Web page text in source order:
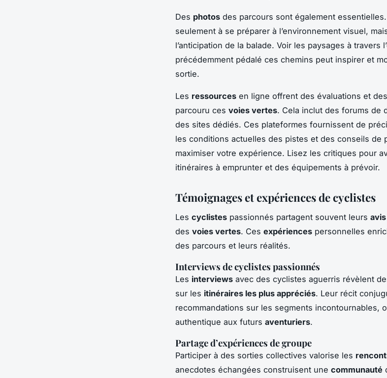
Des photos des parcours sont également
seulement à se préparer à l’environnement visuel,
l’anticipation de la balade. Voir les paysages à travers
précédemment pédalé ces chemins peut inspirer et
sortie.
Les ressources en ligne offrent des évaluations et
parcouru ces voies vertes. Cela inclut des forums de
des sites dédiés. Ces plateformes fournissent de
les conditions actuelles des pistes et des conseils de
maximiser votre expérience. Lisez les critiques pour
itinéraires à emprunter et des équipements à prévoir.
Témoignages et expériences de cyclistes
Les cyclistes passionnés partagent souvent leurs avis
des voies vertes. Ces expériences personnelles
des parcours et leurs réalités.
Interviews de cyclistes passionnés
Les interviews avec des cyclistes aguerris révèlent
sur les itinéraires les plus appréciés. Leur récit
recommandations sur les segments incontournables,
authentique aux futurs aventuriers.
Partage d’expériences de groupe
Participer à des sorties collectives valorise les
anecdotes échangées construisent une communauté